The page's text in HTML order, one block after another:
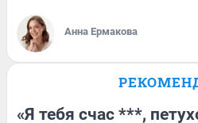
Анна Ермакова
«Я тебя счас ***,